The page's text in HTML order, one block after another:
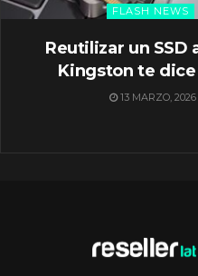
FLASH NEWS
Reutilizar un SSD
Kingston te
13 MARZO, 2026